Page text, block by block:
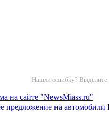
Нашли ошибку? Выделите
на сайте "NewsMiass.ru"